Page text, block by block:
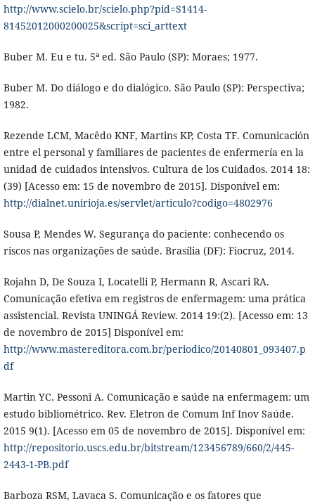
http://www.scielo.br/scielo.php?pid=S1414-
81452012000200025&script=sci_arttext
Buber M. Eu e tu. 5ª ed. São Paulo (SP): Moraes; 1977.
Buber M. Do diálogo e do dialógico. São Paulo (SP): Perspectiva;
1982.
Rezende LCM, Macêdo KNF, Martins KP, Costa TF. Comunicación
entre el personal y familiares de pacientes de enfermería en la
unidad de cuidados intensivos. Cultura de los Cuidados. 2014 18:
(39) [Acesso em: 15 de novembro de 2015]. Disponível em:
http://dialnet.unirioja.es/servlet/articulo?codigo=4802976
Sousa P, Mendes W. Segurança do paciente: conhecendo os
riscos nas organizações de saúde. Brasília (DF): Fiocruz, 2014.
Rojahn D, De Souza I, Locatelli P, Hermann R, Ascari RA.
Comunicação efetiva em registros de enfermagem: uma prática
assistencial. Revista UNINGÁ Review. 2014 19:(2). [Acesso em: 13
de novembro de 2015] Disponível em:
http://www.mastereditora.com.br/periodico/20140801_093407.p
df
Martin YC. Pessoni A. Comunicação e saúde na enfermagem: um
estudo bibliométrico. Rev. Eletron de Comum Inf Inov Saúde.
2015 9(1). [Acesso em 05 de novembro de 2015]. Disponível em:
http://repositorio.uscs.edu.br/bitstream/123456789/660/2/445-
2443-1-PB.pdf
Barboza RSM, Lavaca S. Comunicação e os fatores que